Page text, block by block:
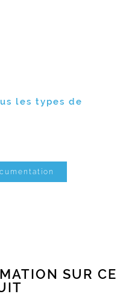
les types de
SUR CE